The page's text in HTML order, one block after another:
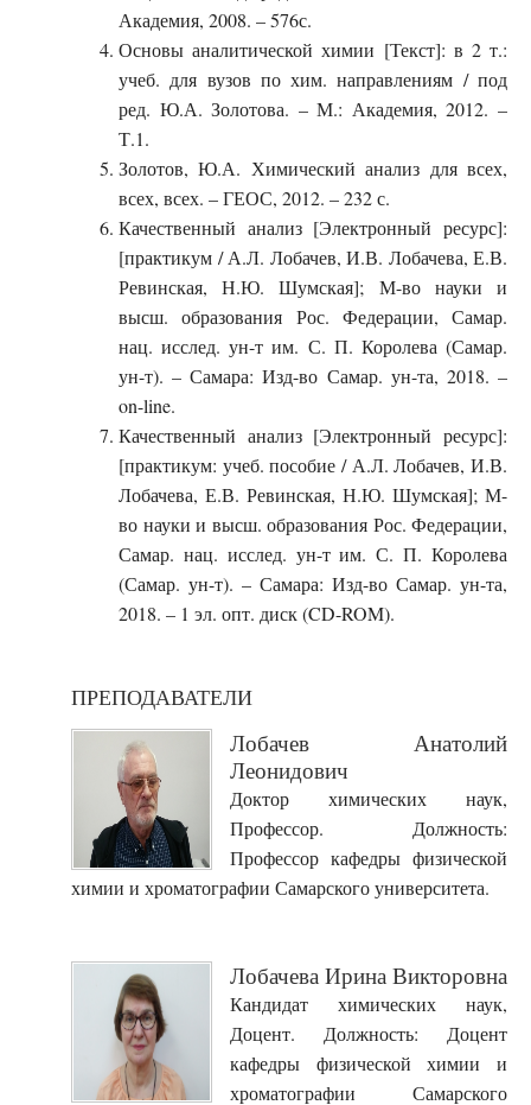
Академия, 2008. – 576с.
Основы аналитической химии [Текст]: в 2 т.:
учеб. для вузов по хим. направлениям / под
ред. Ю.А. Золотова. – М.: Академия, 2012. –
Т.1.
Золотов, Ю.А. Химический анализ для всех,
всех, всех. – ГЕОС, 2012. – 232 с.
Качественный анализ [Электронный ресурс]:
[практикум / А.Л. Лобачев, И.В. Лобачева, Е.В.
Ревинская, Н.Ю. Шумская]; М-во науки и
высш. образования Рос. Федерации, Самар.
нац. исслед. ун-т им. С. П. Королева (Самар.
ун-т). – Самара: Изд-во Самар. ун-та, 2018. –
on-line.
Качественный анализ [Электронный ресурс]:
[практикум: учеб. пособие / А.Л. Лобачев, И.В.
Лобачева, Е.В. Ревинская, Н.Ю. Шумская]; М-
во науки и высш. образования Рос. Федерации,
Самар. нац. исслед. ун-т им. С. П. Королева
(Самар. ун-т). – Самара: Изд-во Самар. ун-та,
2018. – 1 эл. опт. диск (CD-ROM).
ПРЕПОДАВАТЕЛИ
Лобачев Анатолий
Леонидович
Доктор химических наук,
Профессор. Должность:
Профессор кафедры физической
химии и хроматографии Самарского университета.
Лобачева Ирина Викторовна
Кандидат химических наук,
Доцент. Должность: Доцент
кафедры физической химии и
хроматографии Самарского